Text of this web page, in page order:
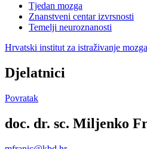
Tjedan mozga
Znanstveni centar izvrsnosti
Temelji neuroznanosti
Hrvatski institut za istraživanje mozga
Djelatnici
Povratak
doc. dr. sc. Miljenko